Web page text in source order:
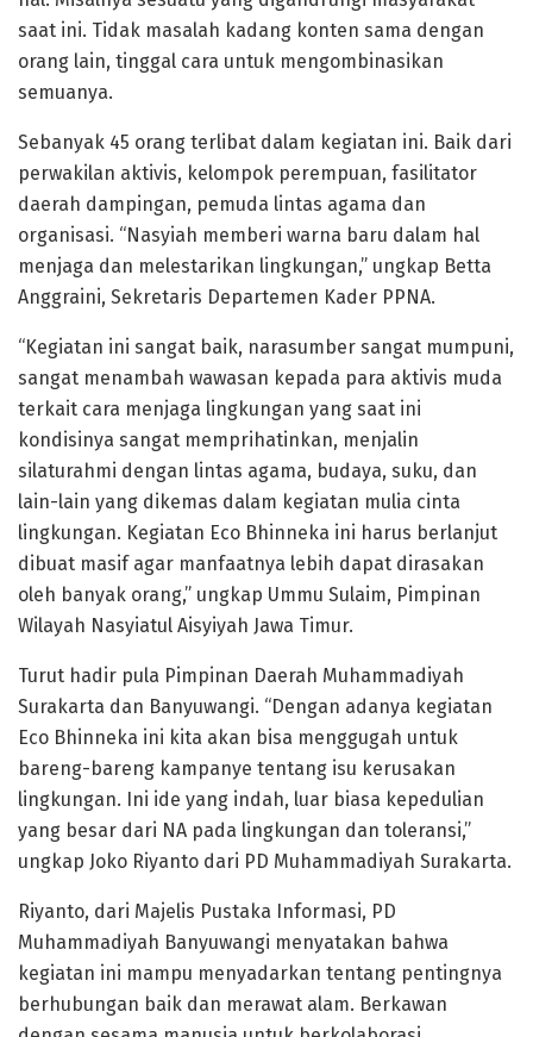
saat ini. Tidak masalah kadang konten sama dengan
orang lain, tinggal cara untuk mengombinasikan
semuanya.
Sebanyak 45 orang terlibat dalam kegiatan ini. Baik dari
perwakilan aktivis, kelompok perempuan, fasilitator
daerah dampingan, pemuda lintas agama dan
organisasi. “Nasyiah memberi warna baru dalam hal
menjaga dan melestarikan lingkungan,” ungkap Betta
Anggraini, Sekretaris Departemen Kader PPNA.
“Kegiatan ini sangat baik, narasumber sangat mumpuni,
sangat menambah wawasan kepada para aktivis muda
terkait cara menjaga lingkungan yang saat ini
kondisinya sangat memprihatinkan, menjalin
silaturahmi dengan lintas agama, budaya, suku, dan
lain-lain yang dikemas dalam kegiatan mulia cinta
lingkungan. Kegiatan Eco Bhinneka ini harus berlanjut
dibuat masif agar manfaatnya lebih dapat dirasakan
oleh banyak orang,” ungkap Ummu Sulaim, Pimpinan
Wilayah Nasyiatul Aisyiyah Jawa Timur.
Turut hadir pula Pimpinan Daerah Muhammadiyah
Surakarta dan Banyuwangi. “Dengan adanya kegiatan
Eco Bhinneka ini kita akan bisa menggugah untuk
bareng-bareng kampanye tentang isu kerusakan
lingkungan. Ini ide yang indah, luar biasa kepedulian
yang besar dari NA pada lingkungan dan toleransi,”
ungkap Joko Riyanto dari PD Muhammadiyah Surakarta.
Riyanto, dari Majelis Pustaka Informasi, PD
Muhammadiyah Banyuwangi menyatakan bahwa
kegiatan ini mampu menyadarkan tentang pentingnya
berhubungan baik dan merawat alam. Berkawan